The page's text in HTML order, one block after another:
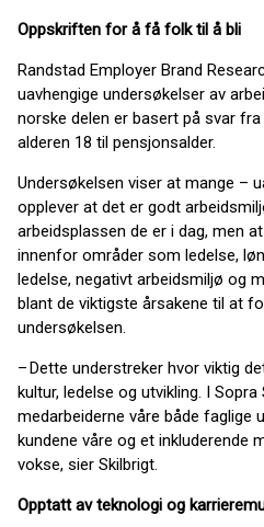
Oppskriften for å få folk til å bli
Randstad Employer Brand
uavhengige undersøkelser av
norske delen er basert på svar
alderen 18 til pensjonsalder.
Undersøkelsen viser at mange –
opplever at det er godt
arbeidsplassen de er i dag, men
innenfor områder som ledelse,
ledelse, negativt arbeidsmiljø og
blant de viktigste årsakene til at
undersøkelsen.
– Dette understreker hvor viktig
kultur, ledelse og utvikling. I
medarbeiderne våre både faglige
kundene våre og et inkluderende
vokse, sier Skilbrigt.
Opptatt av teknologi og